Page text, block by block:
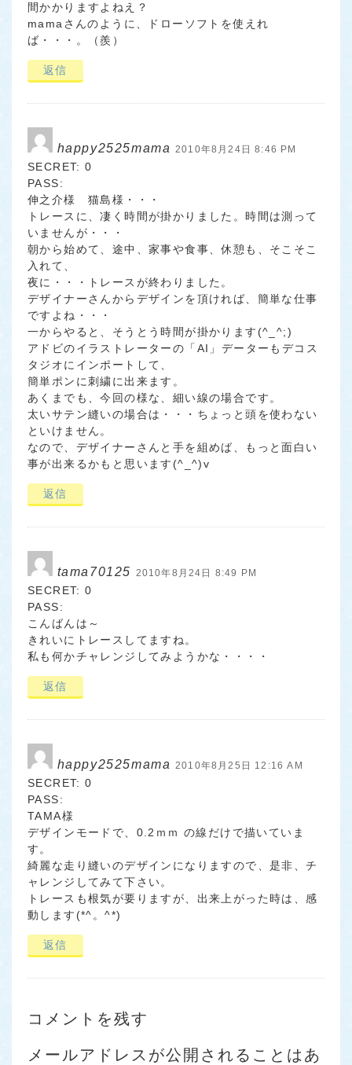
間かかりますよねえ？
mamaさんのように、ドローソフトを使えれ
ば・・・。（羨）
返信
happy2525mama 2010年8月24日 8:46 PM
SECRET: 0
PASS:
伸之介様 猫島様・・・
トレースに、凄く時間が掛かりました。時間は測って
いませんが・・・
朝から始めて、途中、家事や食事、休憩も、そこそこ
入れて、
夜に・・・トレースが終わりました。
デザイナーさんからデザインを頂ければ、簡単な仕事
ですよね・・・
一からやると、そうとう時間が掛かります(^_^;)
アドビのイラストレーターの「AI」データーもデコス
タジオにインポートして、
簡単ポンに刺繍に出来ます。
あくまでも、今回の様な、細い線の場合です。
太いサテン縫いの場合は・・・ちょっと頭を使わない
といけません。
なので、デザイナーさんと手を組めば、もっと面白い
事が出来るかもと思います(^_^)v
返信
tama70125 2010年8月24日 8:49 PM
SECRET: 0
PASS:
こんばんは～
きれいにトレースしてますね。
私も何かチャレンジしてみようかな・・・・
返信
happy2525mama 2010年8月25日 12:16 AM
SECRET: 0
PASS:
TAMA様
デザインモードで、0.2ｍｍ の線だけで描いていま
す。
綺麗な走り縫いのデザインになりますので、是非、チ
ャレンジしてみて下さい。
トレースも根気が要りますが、出来上がった時は、感
動します(*^。^*)
返信
コメントを残す
メールアドレスが公開されることはあ